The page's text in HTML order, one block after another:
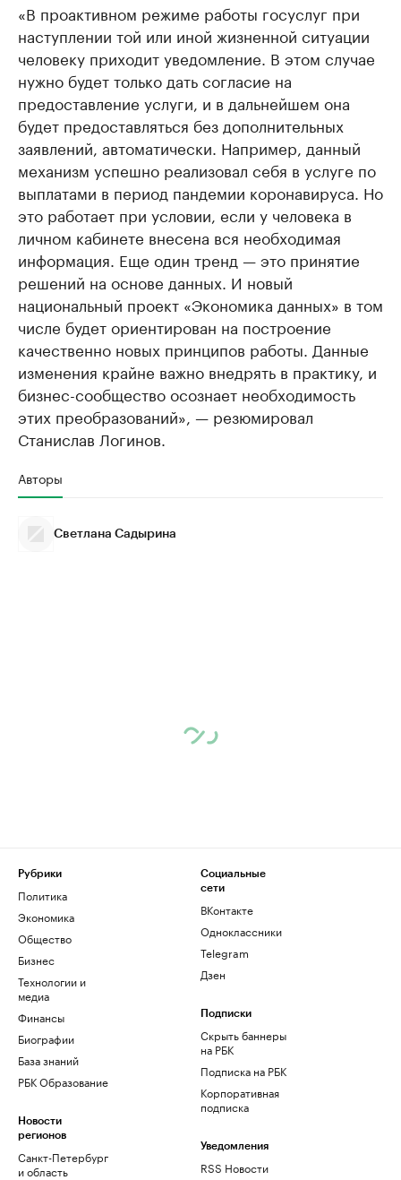
«В проактивном режиме работы госуслуг при
наступлении той или иной жизненной ситуации
человеку приходит уведомление. В этом случае
нужно будет только дать согласие на
предоставление услуги, и в дальнейшем она
будет предоставляться без дополнительных
заявлений, автоматически. Например, данный
механизм успешно реализовал себя в услуге по
выплатами в период пандемии коронавируса. Но
это работает при условии, если у человека в
личном кабинете внесена вся необходимая
информация. Еще один тренд — это принятие
решений на основе данных. И новый
национальный проект «Экономика данных» в том
числе будет ориентирован на построение
качественно новых принципов работы. Данные
изменения крайне важно внедрять в практику, и
бизнес-сообщество осознает необходимость
этих преобразований», — резюмировал
Станислав Логинов.
Авторы
Светлана Садырина
Рубрики
Политика
Экономика
Общество
Бизнес
Технологии и
медиа
Финансы
Биографии
База знаний
РБК Образование
Новости
регионов
Санкт-Петербург
и область
Социальные
сети
ВКонтакте
Одноклассники
Telegram
Дзен
Подписки
Скрыть баннеры
на РБК
Подписка на РБК
Корпоративная
подписка
Уведомления
RSS Новости